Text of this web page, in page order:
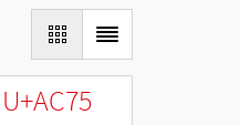
U+AC75